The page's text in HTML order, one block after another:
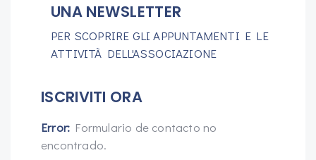
UNA NEWSLETTER
PER SCOPRIRE GLI APPUNTAMENTI E LE
ATTIVITÀ DELL'ASSOCIAZIONE
ISCRIVITI ORA
Error: Formulario de contacto no
encontrado.